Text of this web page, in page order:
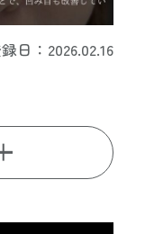
日：2026.02.16